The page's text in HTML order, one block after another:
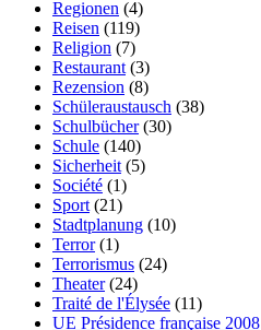
Regionen (4)
Reisen (119)
Religion (7)
Restaurant (3)
Rezension (8)
Schüleraustausch (38)
Schulbücher(30)
Schule (140)
Sicherheit (5)
Société (1)
Sport (21)
Stadtplanung (10)
Terror(1)
Terrorismus (24)
Theater(24)
Traité de l'Élysée (11)
UE Présidence française 2008